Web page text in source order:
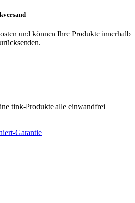
und können Ihre Produkte innerhalb
tink-Produkte alle einwandfrei
Garantie